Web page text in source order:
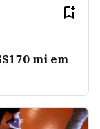
mi em